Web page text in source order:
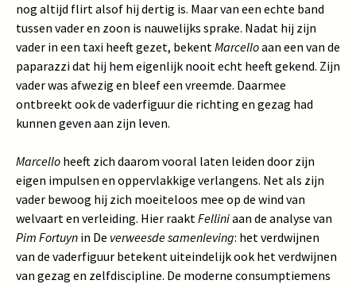
nog altijd flirt alsof hij dertig is. Maar van een echte band
tussen vader en zoon is nauwelijks sprake. Nadat hij zijn
vader in een taxi heeft gezet, bekentMarcelloaan een van de
paparazzi dat hij hem eigenlijk nooit echt heeft gekend. Zijn
vader was afwezig en bleef een vreemde. Daarmee
ontbreekt ook de vaderfiguur die richting en gezag had
kunnen geven aan zijn leven.
Marcello heeft zich daarom vooral laten leiden door zijn
eigen impulsen en oppervlakkige verlangens. Net als zijn
vader bewoog hij zich moeiteloos mee op de wind van
welvaart en verleiding. Hier raaktFelliniaan de analyse van
Pim Fortuyn in De verweesde samenleving: het verdwijnen
van de vaderfiguur betekent uiteindelijk ook het verdwijnen
van gezag en zelfdiscipline. De moderne consumptiemens